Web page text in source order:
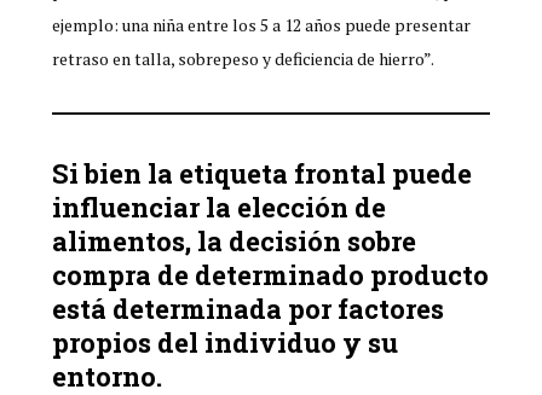
ejemplo: una niña entre los 5 a 12 años puede presentar
retraso en talla, sobrepeso y deficiencia de hierro”.
Si bien la etiqueta frontal puede
influenciar la elección de
alimentos, la decisión sobre
compra de determinado producto
está determinada por factores
propios del individuo y su
entorno.